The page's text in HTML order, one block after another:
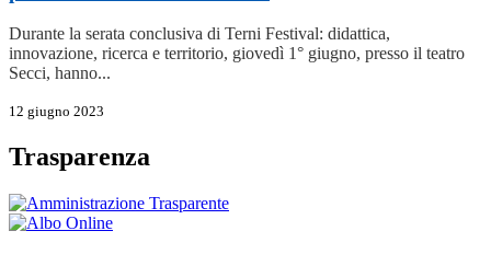
Durante la serata conclusiva di Terni Festival: didattica,
innovazione, ricerca e territorio, giovedì 1° giugno, presso il teatro
Secci, hanno...
12 giugno 2023
Trasparenza